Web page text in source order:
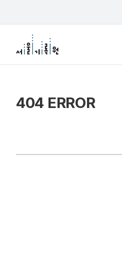
404 ERROR